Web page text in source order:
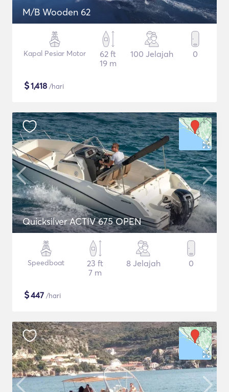
M/B Wooden 62
Kapal Pesiar Motor
62 ft
19 m
100 Jelajah 0
$1,418 /hari
Quicksilver ACTIV 675 OPEN
Speedboat
23 ft
7 m
8 Jelajah 0
$447 /hari